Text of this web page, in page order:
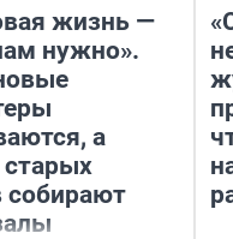
жизнь —
нужно».
а